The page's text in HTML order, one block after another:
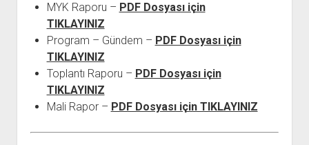
MYK Raporu – PDF Dosyası için
TIKLAYINIZ
Program – Gündem – PDF Dosyası için
TIKLAYINIZ
Toplantı Raporu – PDF Dosyası için
TIKLAYINIZ
Mali Rapor – PDF Dosyası için TIKLAYINIZ